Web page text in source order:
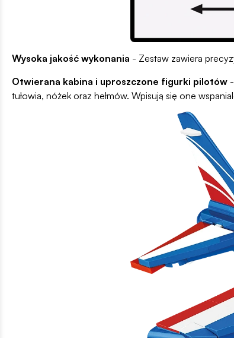
Wysoka jakość wykonania - Zestaw zawiera
Otwierana kabina i uproszczone figurki pilotów
tułowia, nóżek oraz hełmów. Wpisują się one